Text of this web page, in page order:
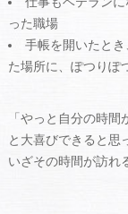
った職場
手帳を開いたと
た場所に、ぽつりぽ
「やっと自分の時間
と大喜びできると思
いざその時間が訪れ